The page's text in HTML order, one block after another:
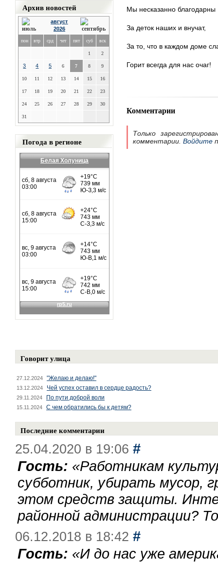
Архив новостей
август
2026
пон втр срд чет пят суб вск
1 2
3 4 5 6 7 8 9
10 11 12 13 14 15 16
17 18 19 20 21 22 23
24 25 26 27 28 29 30
31
Погода в регионе
Белая Холуница
Мы несказанно благодарны
За деток наших и внучат,
За то, что в каждом доме
Горит всегда для нас очаг!
Комментарии
Только
комментарии. Войдите
Говорит улица
27.12.2024 "Желаю и делаю!"
13.12.2024 Чей успех оставил в сердце радость?
29.11.2024 По пути доброй воли
15.11.2024 С чем обратились бы к детям?
Последние комментарии
25.04.2020 в 19:06 #
Гость: «Работникам
субботник, убирать мусор,
этом средств защиты.
районной администрации?
06.12.2018 в 18:42 #
Гость: «И до нас уже